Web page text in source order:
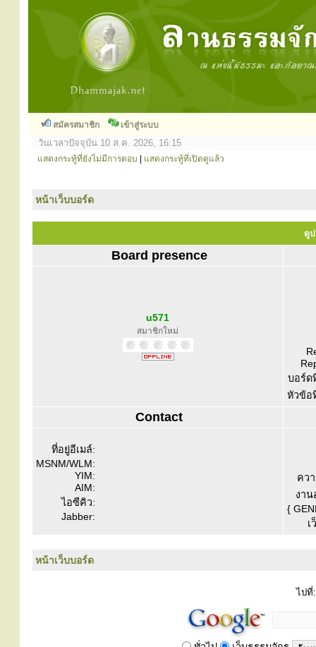
สมัครสมาชิก เข้าสู่ระบบ
วันเวลาปัจจุบัน 10 ส.ค. 2026, 16:15
แสดงกระทู้ที่ยังไม่มีการตอบ แสดงกระทู้ที่เปิดดูแล้ว
หน้าเว็บบอร์ด
ดูป
Board presence
u571
สมาชิกใหม่
บอร์ด
หัวข้อ
Contact
ที่อยู่อีเมล์:
MSNM/WLM:
YIM:
AIM:
ไอซีคิว:
Jabber:
คว
งาน
{
เ
หน้าเว็บบอร์ด
ไปที่: